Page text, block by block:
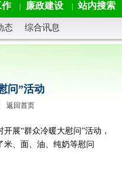
作 廉政建设 站内搜索
态 综合讯息
问”活动
返回首页
展“群众冷暖大慰问”活动，
、面、油、纯奶等慰问